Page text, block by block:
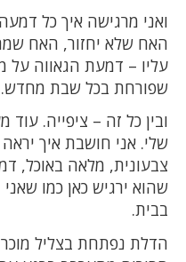
ואני מרגישה איך כל
האח שלא יחזור, האח
עליו – דמעת הגאווה על
שפורחת בכל שבת מחדש.
ובין כל זה – ציפייה.
שלי. אני חושבת איך
צבעונית, מלאה באוכל,
שהוא ירגיש כאן כמו
בבית.
הדלת נפתחת בצליל